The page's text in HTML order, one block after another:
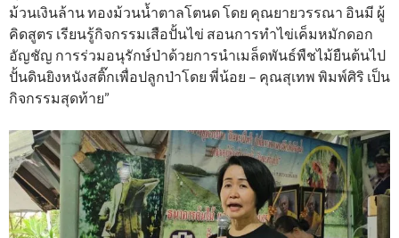
ม้วนเงินล้าน ทองม้วนน้ำตาลโตนด โดย คุณยายวรรณา อินมี ผู้
คิดสูตร เรียนรู้กิจกรรมเสือปั้นไข่ สอนการทำไข่เค็มหมักดอก
อัญชัญ การร่วมอนุรักษ์ป่าด้วยการนำเมล็ดพันธ์พืชไม้ยืนต้นไป
ปั้นดินยิงหนังสติ๊กเพื่อปลูกป่าโดย พี่น้อย – คุณสุเทพ พิมพ์ศิริ เป็น
กิจกรรมสุดท้าย”